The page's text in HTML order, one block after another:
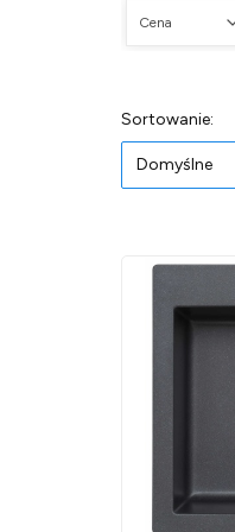
Cena
Lista
Sortowanie:
Domyślne